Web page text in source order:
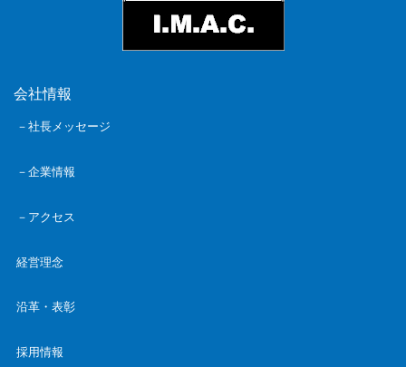
会社情報
－社長メッセージ
－企業情報
－アクセス
経営理念
沿革・表彰
採用情報